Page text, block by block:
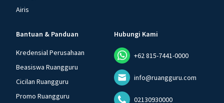
Airis
Bantuan & Panduan
Kredensial Perusahaan
Beasiswa Ruangguru
Cicilan Ruangguru
Promo Ruangguru
Hubungi Kami
+62 815-7441-0000
info@ruangguru.com
02130930000